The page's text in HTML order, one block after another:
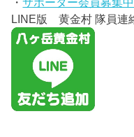
LINE版 黄金村 隊員連